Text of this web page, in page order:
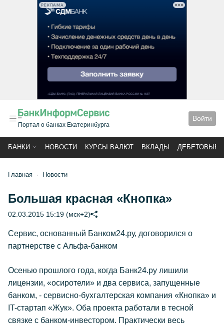
РЕКЛАМА
Портал о банках Екатеринбурга
Войти
БАНКИ НОВОСТИ КУРСЫ ВАЛЮТ ВКЛАДЫ ДЕБЕТОВЫЕ
Главная Новости
Большая красная «Кнопка»
02.03.2015 15:19 (мск+2)
Сервис, основанный Банком24.ру, договорился о
партнерстве с Альфа-банком
Осенью прошлого года, когда Банк24.ру лишили
лицензии, «осиротели» и два сервиса, запущенные
банком, - сервисно-бухгалтерская компания «Кнопка» и
IT-стартап «Жук». Оба проекта работали в тесной
связке с банком-инвестором. Практически весь